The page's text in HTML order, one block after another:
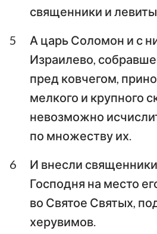
священники и левиты.
5
А царь Соломон и с
Израилево,
пред ковчегом,
мелкого и крупного
невозможно
по множеству их.
6
И внесли священники
Господня на место
во Святое Святых,
херувимов.